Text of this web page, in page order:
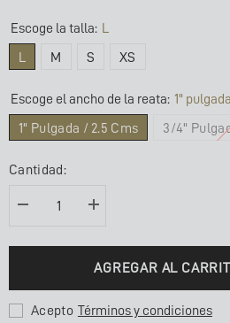
Escoge la talla:
M S XS
Escoge el ancho de la reata: 1"
1" Pulgada / 2.5 Cms 3/4"
Cantidad:
Disminuir
para
Aumentar
de
BÁSICO
AGREGAR AL
Acepto Términos y condiciones